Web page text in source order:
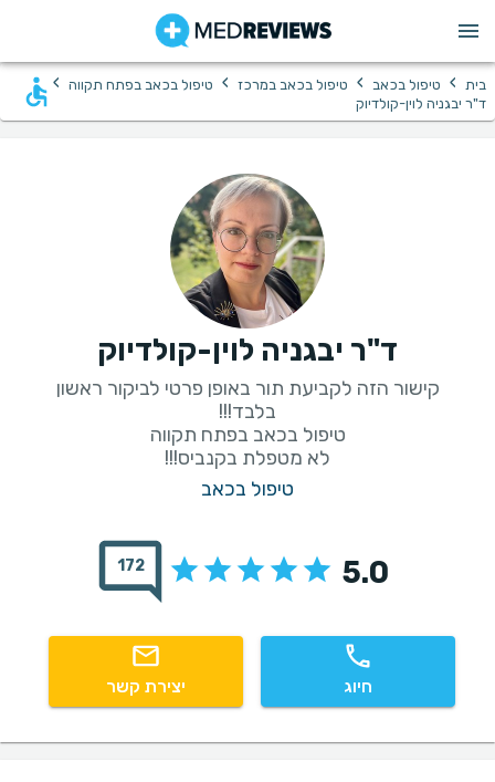
בית › טיפול בכאב › טיפול בכאב במרכז › טיפול בכאב בפתח תקווה ›
ד"ר יבגניה לוין-קולדיוק
ד"ר יבגניה לוין-קולדיוק
קישור הזה לקביעת תור באופן פרטי לביקור ראשון
לא מטפלת בקנביס!!!
טיפול בכאב
5.0
172
חיוג יצירת קשר